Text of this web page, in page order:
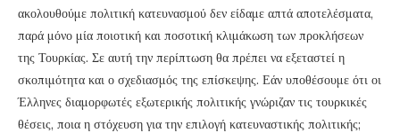
ακολουθούμε πολιτική κατευνασμού δεν είδαμε απτά αποτελέσματα,
παρά μόνο μία ποιοτική και ποσοτική κλιμάκωση των προκλήσεων
της Τουρκίας. Σε αυτή την περίπτωση θα πρέπει να εξεταστεί η
σκοπιμότητα και ο σχεδιασμός της επίσκεψης. Εάν υποθέσουμε ότι οι
Έλληνες διαμορφωτές εξωτερικής πολιτικής γνώριζαν τις τουρκικές
θέσεις, ποια η στόχευση για την επιλογή κατευναστικής πολιτικής;